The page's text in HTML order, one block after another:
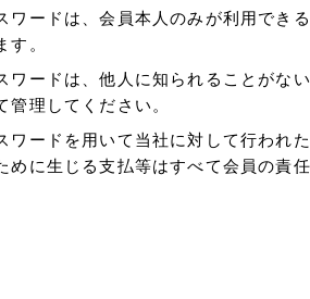
ワードは、会員本人のみが利用でき
す。
ワードは、他人に知られることがな
管理してください。
ワードを用いて当社に対して行われ
めに生じる支払等はすべて会員の責任